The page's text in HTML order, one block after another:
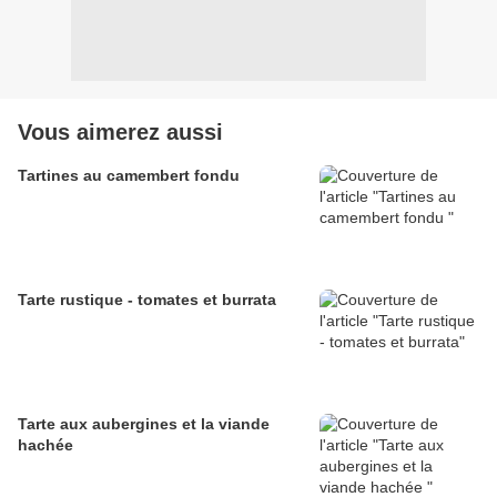
Vous aimerez aussi
Tartines au camembert fondu
Tarte rustique - tomates et burrata
Tarte aux aubergines et la viande
hachée